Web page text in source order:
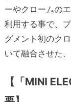
ーやクロームの
利用する事で、
グメント初のク
いて融合させた
【「MINI